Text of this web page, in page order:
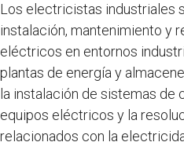
Los electricistas industriales
instalación, mantenimiento y
eléctricos en entornos
plantas de energía y
la instalación de sistemas de
equipos eléctricos y la
relacionados con la